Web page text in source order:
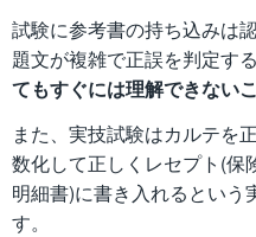
試験に参考書の持ち込みは
題文が複雑で正誤を判定す
てもすぐには理解できない
また、実技試験はカルテを
数化して正しくレセプト(保
明細書)に書き入れるという
す。